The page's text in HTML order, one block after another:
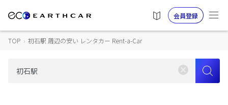
会員登録
TOP › 初石駅 周辺の安い レンタカー Rent-a-Car